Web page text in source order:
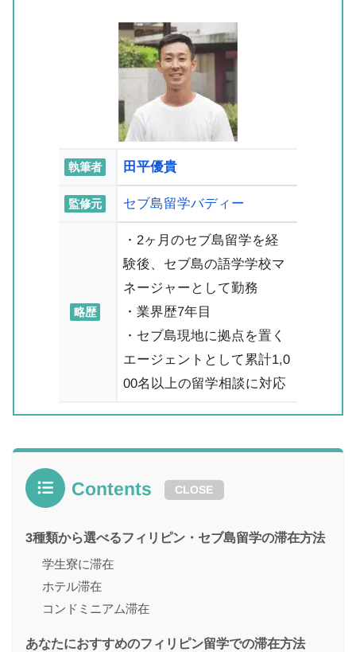
執筆者 田平優貴
監修元 セブ島留学バディー
略歴
・2ヶ月のセブ島留学を経
験後、セブ島の語学学校マ
ネージャーとして勤務
・業界歴7年目
・セブ島現地に拠点を置く
エージェントとして累計1,0
00名以上の留学相談に対応
Contents CLOSE
3種類から選べるフィリピン・セブ島留学の滞在方法
学生寮に滞在
ホテル滞在
コンドミニアム滞在
あなたにおすすめのフィリピン留学での滞在方法